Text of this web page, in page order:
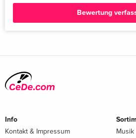
Bewertung
Info
Kontakt & Impressum
Musik